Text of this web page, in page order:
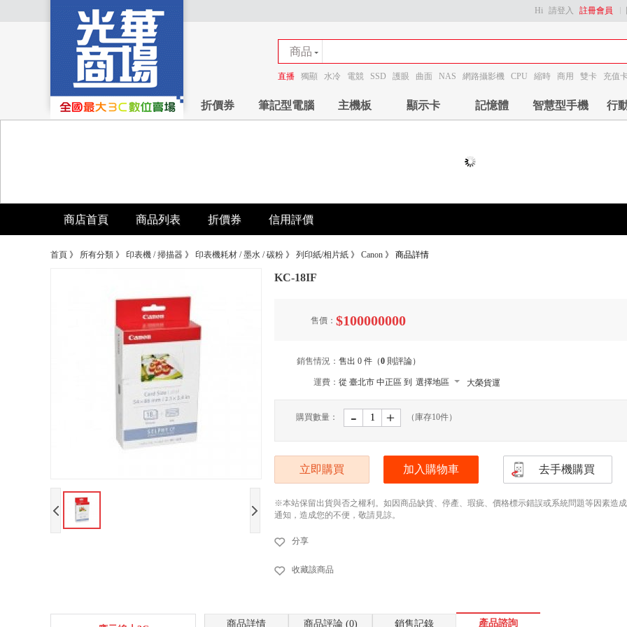
Hi 請登入 註冊會員
商品
商店
直播 獨顯 水冷 電競 SSD 護眼 曲面 NAS 網路攝影機 CPU 縮時 商用 雙卡 充值
折價券 筆記型電腦 主機板 顯示卡 記憶體 智慧型手機 行
商店首頁 商品列表 折價券 信用評價
首頁 》 所有分類 》 印表機 / 掃描器 》 印表機耗材 / 墨水 / 碳粉 》 列印紙/相片紙 》 Canon 》 商品詳情
KC-18IF
售價： $100000000
銷售情況： 售出 0 件（0 則評論）
運費： 從 臺北市 中正區 到 選擇地區 大榮貨運
購買數量： - ﹢ （庫存10件）
立即購買 加入購物車 去手機購買
※本站保留出貨與否之權利。如因商品缺貨、停產、瑕疵、價格標示錯誤或系統問題等因素造
通知，造成您的不便，敬請見諒。
分享
收藏該商品
商品詳情 商品評論 (0) 銷售記錄 產品諮詢